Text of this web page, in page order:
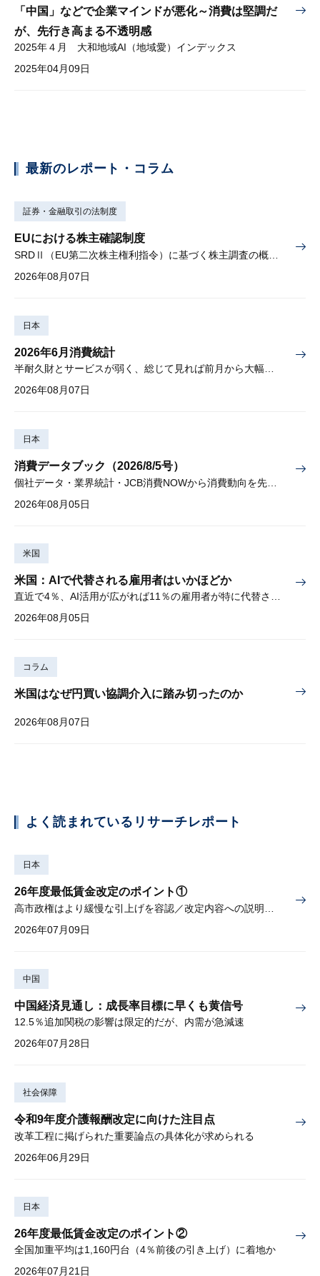
「中国」などで企業マインドが悪化～消費は堅調だ
が、先行き高まる不透明感
2025年４月 大和地域AI（地域愛）インデックス
2025年04月09日
最新のレポート・コラム
証券・金融取引の法制度
EUにおける株主確認制度
2026年08月07日
日本
2026年6月消費統計
半耐久財とサービスが弱く、総じて見れば前月から大幅に減少
2026年08月07日
日本
消費データブック（2026/8/5号）
2026年08月05日
米国
米国：AIで代替される雇用者はいかほどか
直近で4％、AI活用が広がれば11％の雇用者が特に代替されやすい
2026年08月05日
コラム
米国はなぜ円買い協調介入に踏み切ったのか
2026年08月07日
よく読まれているリサーチレポート
日本
26年度最低賃金改定のポイント①
2026年07月09日
中国
中国経済見通し：成長率目標に早くも黄信号
12.5％追加関税の影響は限定的だが、内需が急減速
2026年07月28日
社会保障
令和9年度介護報酬改定に向けた注目点
改革工程に掲げられた重要論点の具体化が求められる
2026年06月29日
日本
26年度最低賃金改定のポイント②
全国加重平均は1,160円台（4％前後の引き上げ）に着地か
2026年07月21日